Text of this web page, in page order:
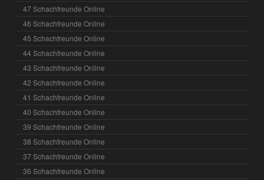
47 Schachfreunde Online
46 Schachfreunde Online
45 Schachfreunde Online
44 Schachfreunde Online
43 Schachfreunde Online
42 Schachfreunde Online
41 Schachfreunde Online
40 Schachfreunde Online
39 Schachfreunde Online
38 Schachfreunde Online
37 Schachfreunde Online
36 Schachfreunde Online